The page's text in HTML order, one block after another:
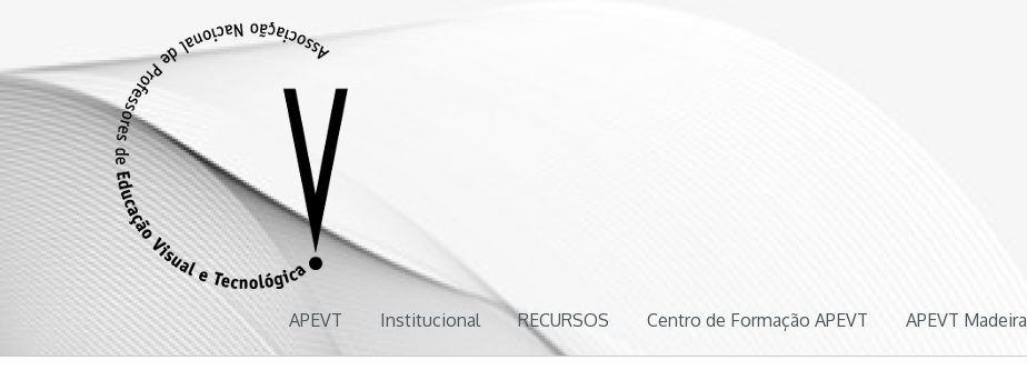
APEVT
Associação Nacional de Professores de Educação Visual e Tecnológica
APEVT Institucional RECURSOS Centro de Formação APEVT APEVT Madeira